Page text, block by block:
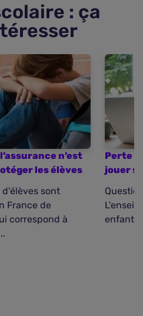
: ça
n’est
les élèves
sont
France de
correspond à
Perte
jouer
enfant